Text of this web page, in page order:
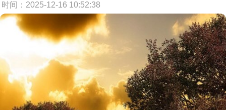
时间：2025-12-16 10:52:38